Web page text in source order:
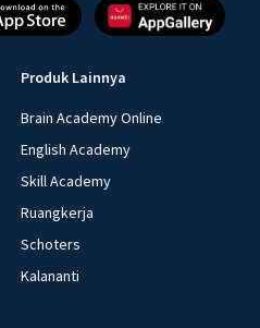
Produk Lainnya
Brain Academy Online
English Academy
Skill Academy
Ruangkerja
Schoters
Kalananti